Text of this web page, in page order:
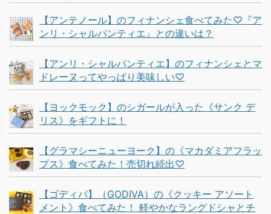
【アンテノール】のフィナンシェ食べてみた♡『ア
ンリ・シャルパンティエ』との違いは？
【アンリ・シャルパンティエ】のフィナンシェとマ
ドレーヌってやっぱり美味しい♡
【ヨックモック】のシガールが入った《サンク デ
リス》をギフトに！
【グラマシーニューヨーク】の《マカダミアフラッ
プス》食べてみた！売切れ続出♡
【ゴディバ】（GODIVA）の《クッキー アソート
メント》食べてみた！ 軽やかなラングドシャとチ